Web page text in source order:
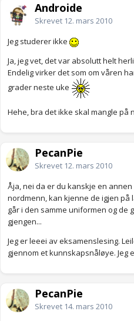
Androide
Skrevet 12. mars 2010
Jeg studerer ikke
Ja, jeg vet, det var absolutt helt
Endelig virker det som om våren
grader neste uke
Hehe, bra det ikke skal mangle på
PecanPie
Skrevet 12. mars 2010
Åja, nei da er du kanskje en
nordmenn, kan kjenne de igjen på
går i den samme uniformen og de
gjengen...
Jeg er leeei av eksamenslesing.
gjennom et kunnskapsnåløye. Jeg
PecanPie
Skrevet 14. mars 2010